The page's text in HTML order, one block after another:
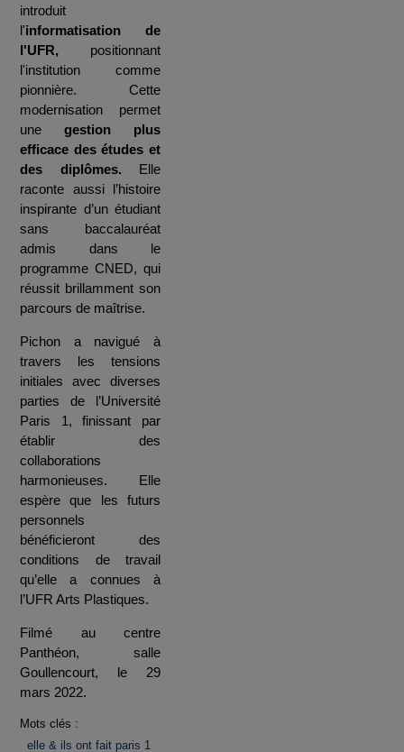
introduit
l'informatisation de
l'UFR, positionnant
l'institution comme
pionnière. Cette
modernisation permet
une gestion plus
efficace des études et
des diplômes. Elle
raconte aussi l’histoire
inspirante d’un étudiant
sans baccalauréat
admis dans le
programme CNED, qui
réussit brillamment son
parcours de maîtrise.
Pichon a navigué à
travers les tensions
initiales avec diverses
parties de l’Université
Paris 1, finissant par
établir des
collaborations
harmonieuses. Elle
espère que les futurs
personnels
bénéficieront des
conditions de travail
qu’elle a connues à
l’UFR Arts Plastiques.
Filmé au centre
Panthéon, salle
Goullencourt, le 29
mars 2022.
Mots clés :
elle & ils ont fait paris 1